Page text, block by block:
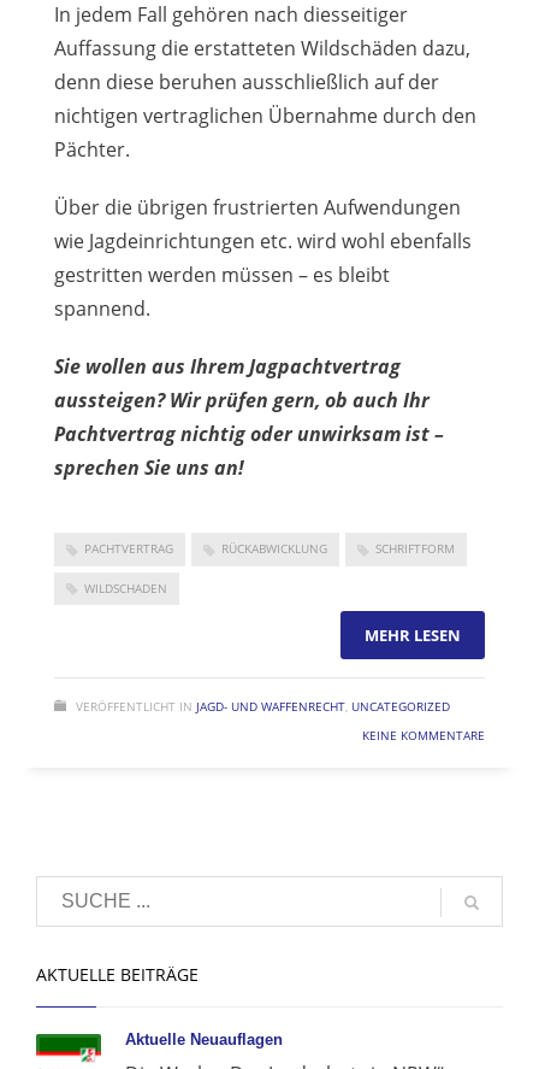
In jedem Fall gehören nach diesseitiger
Auffassung die erstatteten Wildschäden dazu,
denn diese beruhen ausschließlich auf der
nichtigen vertraglichen Übernahme durch den
Pächter.
Über die übrigen frustrierten Aufwendungen
wie Jagdeinrichtungen etc. wird wohl ebenfalls
gestritten werden müssen – es bleibt
spannend.
Sie wollen aus Ihrem Jagpachtvertrag
aussteigen? Wir prüfen gern, ob auch Ihr
Pachtvertrag nichtig oder unwirksam ist –
sprechen Sie uns an!
PACHTVERTRAG RÜCKABWICKLUNG SCHRIFTFORM
WILDSCHADEN
MEHR LESEN
VERÖFFENTLICHT IN JAGD- UND WAFFENRECHT, UNCATEGORIZED
KEINE KOMMENTARE
AKTUELLE BEITRÄGE
Aktuelle Neuauflagen